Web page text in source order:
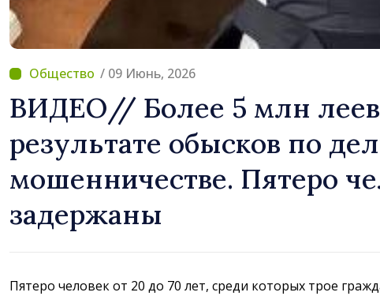
/ 09 Июнь, 2026
ВИДЕО// Более 5 млн леев
результате обысков по
мошенничестве. Пятеро
задержаны
Пятеро человек от 20 до 70 лет, среди которых трое